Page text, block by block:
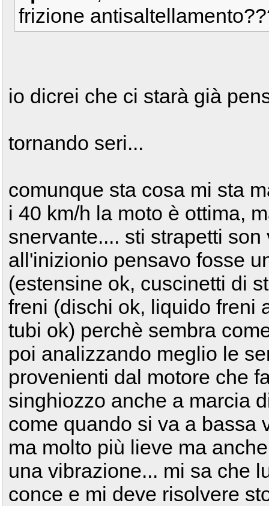
frizione
io dicrei che ci starà già
tornando seri...
comunque sta cosa mi sta
i 40 km/h la moto è ottima,
snervante.... sti strapetti
all'inizionio pensavo fosse
(estensine ok, cuscinetti di
freni (dischi ok, liquido freni
tubi ok) perchè sembra
poi analizzando meglio le
provenienti dal motore che
singhiozzo anche a marcia
come quando si va a bassa
ma molto più lieve ma
una vibrazione... mi sa che
conce e mi deve risolvere